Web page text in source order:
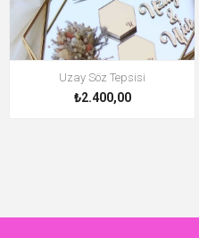
Uzay Söz Tepsisi
₺2.400,00